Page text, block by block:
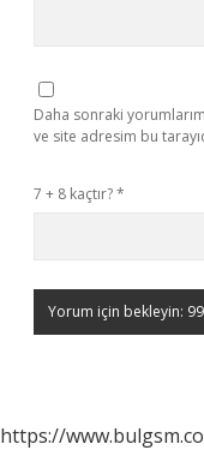
Daha sonraki
ve site adresim bu
7 + 8 kaçtır?*
https://